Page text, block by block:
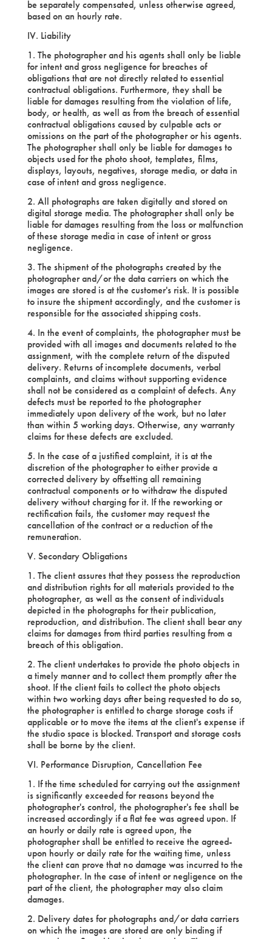
be separately compensated, unless otherwise agreed,
based on an hourly rate.
IV. Liability
1. The photographer and his agents shall only be liable
for intent and gross negligence for breaches of
obligations that are not directly related to essential
contractual obligations. Furthermore, they shall be
liable for damages resulting from the violation of life,
body, or health, as well as from the breach of essential
contractual obligations caused by culpable acts or
omissions on the part of the photographer or his agents.
The photographer shall only be liable for damages to
objects used for the photo shoot, templates, films,
displays, layouts, negatives, storage media, or data in
case of intent and gross negligence.
2. All photographs are taken digitally and stored on
digital storage media. The photographer shall only be
liable for damages resulting from the loss or malfunction
of these storage media in case of intent or gross
negligence.
3. The shipment of the photographs created by the
photographer and/or the data carriers on which the
images are stored is at the customer's risk. It is possible
to insure the shipment accordingly, and the customer is
responsible for the associated shipping costs.
4. In the event of complaints, the photographer must be
provided with all images and documents related to the
assignment, with the complete return of the disputed
delivery. Returns of incomplete documents, verbal
complaints, and claims without supporting evidence
shall not be considered as a complaint of defects. Any
defects must be reported to the photographer
immediately upon delivery of the work, but no later
than within 5 working days. Otherwise, any warranty
claims for these defects are excluded.
5. In the case of a justified complaint, it is at the
discretion of the photographer to either provide a
corrected delivery by offsetting all remaining
contractual components or to withdraw the disputed
delivery without charging for it. If the reworking or
rectification fails, the customer may request the
cancellation of the contract or a reduction of the
remuneration.
V. Secondary Obligations
1. The client assures that they possess the reproduction
and distribution rights for all materials provided to the
photographer, as well as the consent of individuals
depicted in the photographs for their publication,
reproduction, and distribution. The client shall bear any
claims for damages from third parties resulting from a
breach of this obligation.
2. The client undertakes to provide the photo objects in
a timely manner and to collect them promptly after the
shoot. If the client fails to collect the photo objects
within two working days after being requested to do so,
the photographer is entitled to charge storage costs if
applicable or to move the items at the client's expense if
the studio space is blocked. Transport and storage costs
shall be borne by the client.
VI. Performance Disruption, Cancellation Fee
1. If the time scheduled for carrying out the assignment
is significantly exceeded for reasons beyond the
photographer's control, the photographer's fee shall be
increased accordingly if a flat fee was agreed upon. If
an hourly or daily rate is agreed upon, the
photographer shall be entitled to receive the agreed-
upon hourly or daily rate for the waiting time, unless
the client can prove that no damage was incurred to the
photographer. In the case of intent or negligence on the
part of the client, the photographer may also claim
damages.
2. Delivery dates for photographs and/or data carriers
on which the images are stored are only binding if